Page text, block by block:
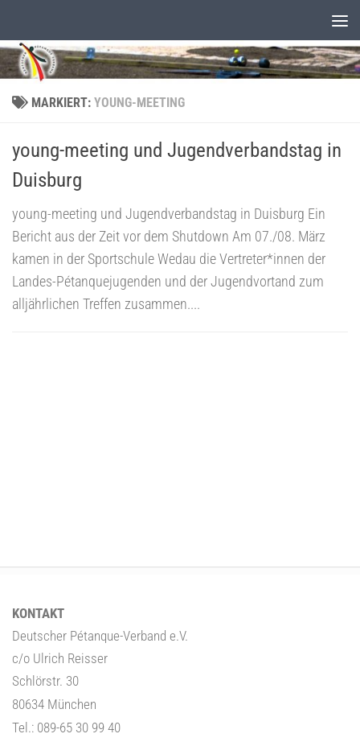
MARKIERT: YOUNG-MEETING
young-meeting und Jugendverbandstag in
Duisburg
young-meeting und Jugendverbandstag in Duisburg Ein
Bericht aus der Zeit vor dem Shutdown Am 07./08. März
kamen in der Sportschule Wedau die Vertreter*innen der
Landes-Pétanquejugenden und der Jugendvortand zum
alljährlichen Treffen zusammen....
KONTAKT
Deutscher Pétanque-Verband e.V.
c/o Ulrich Reisser
Schlörstr. 30
80634 München
Tel.: 089-65 30 99 40